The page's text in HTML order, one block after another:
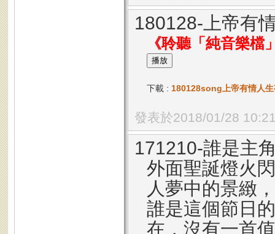
180128-上帝有
《聆聽「純音樂檔
下載 : 180128song上帝有情人
發表於2018/01/28
171210-誰是主
外面聖誕燈火
人夢中的景緻
誰是這個節日
在，沒有一首